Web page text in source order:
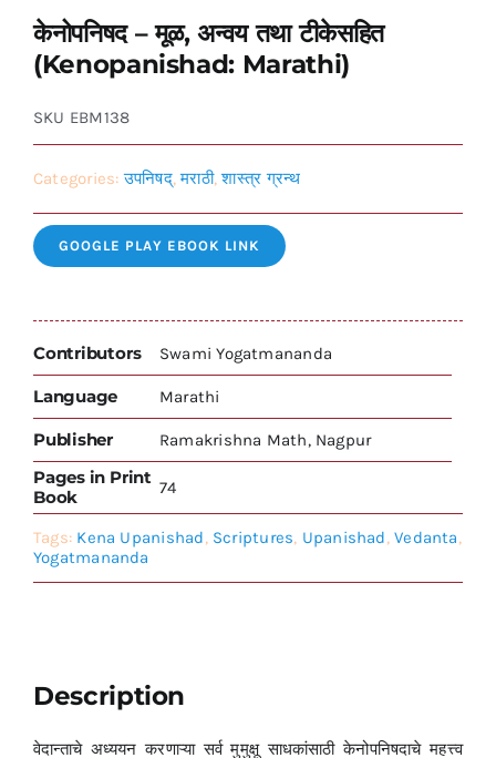
केनोपनिषद – मूळ, अन्वय तथा टीकेसहित
(Kenopanishad: Marathi)
SKU EBM138
Categories:उपनिषद्,मराठी,शास्त्र ग्रन्थ
GOOGLE PLAY EBOOK LINK
Contributors Swami Yogatmananda
Language Marathi
Publisher Ramakrishna Math, Nagpur
Pages in Print
Book
74
Tags: Kena Upanishad, Scriptures, Upanishad,Vedanta,
Yogatmananda
Description
वेदान्ताचे अध्ययन करणाऱ्या सर्व मुमुक्षू साधकांसाठी केनोपनिषदाचे महत्त्व